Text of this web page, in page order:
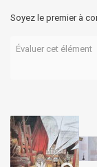
Soyez le premier à
Évaluer cet élément